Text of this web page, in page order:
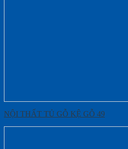
NỘI THẤT TỦ GỖ KỆ GỖ 49